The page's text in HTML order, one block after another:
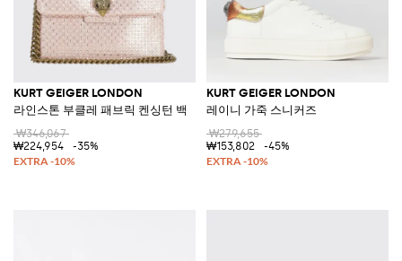
KURT GEIGER LONDON
라인스톤 부클레 패브릭 켄싱턴 백
₩346,067
₩224,954
-35%
KURT GEIGER LONDON
레이니 가죽 스니커즈
₩279,655
₩153,802
-45%